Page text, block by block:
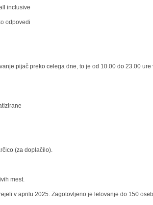
inclusive
odpovedi
pijač preko celega dne, to je od 10.00 do 23.00
(za doplačilo).
mest.
v aprilu 2025. Zagotovljeno je letovanje do 150